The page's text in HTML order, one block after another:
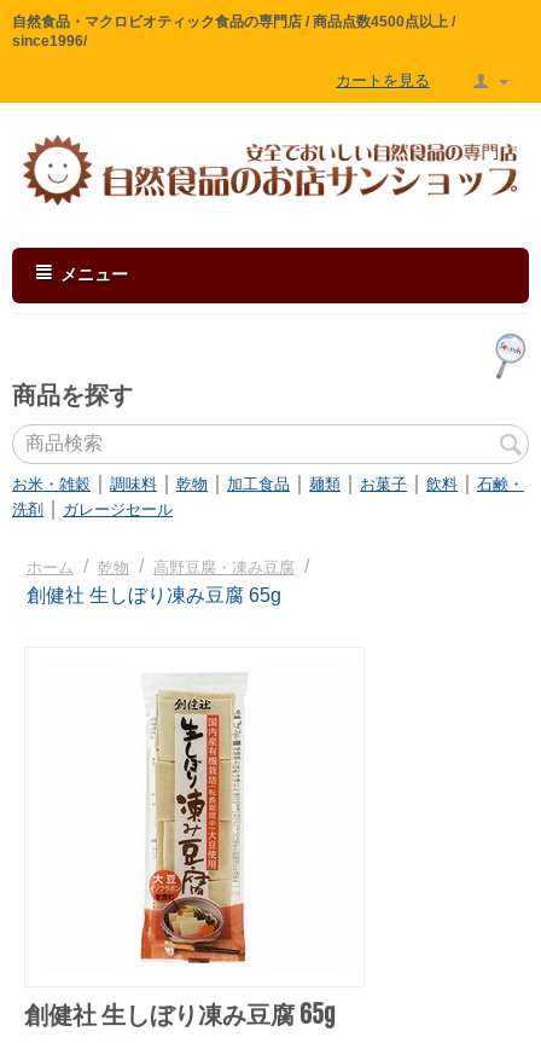
自然食品・マクロビオティック食品の専門店 / 商品点数4500点以上 /
since1996/
カートを見る
メニュー
商品を探す
お米・雑穀 調味料 乾物 加工食品 麺類 お菓子 飲料
石鹸・
洗剤
ガレージセール
ホーム / 乾物 / 高野豆腐・凍み豆腐 /
創健社 生しぼり凍み豆腐 65g
創健社 生しぼり凍み豆腐 65g